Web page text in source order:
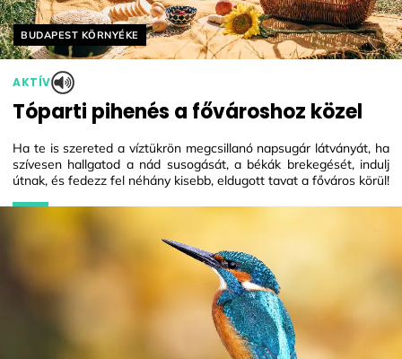
Helyszín címkék:
BUDAPEST KÖRNYÉKE
AKTÍV
Tóparti pihenés a fővároshoz közel
Ha te is szereted a víztükrön megcsillanó napsugár látványát, ha
szívesen hallgatod a nád susogását, a békák brekegését, indulj
útnak, és fedezz fel néhány kisebb, eldugott tavat a főváros körül!